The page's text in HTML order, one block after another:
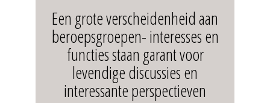
Een grote verscheidenheid aan
beroepsgroepen- interesses en
functies staan garant voor
levendige discussies en
interessante perspectieven